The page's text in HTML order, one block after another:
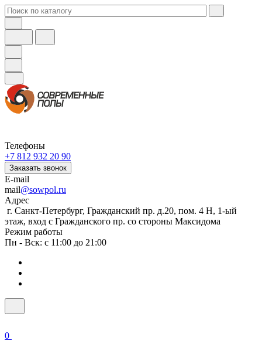
Телефоны
+7 812 932 20 90
Заказать звонок
E-mail
mail@sowpol.ru
Адрес
г. Санкт-Петербург, Гражданский пр. д.20, пом. 4 Н, 1-ый
этаж, вход с Гражданского пр. со стороны Максидома
Режим работы
Пн - Вск: с 11:00 до 21:00
0